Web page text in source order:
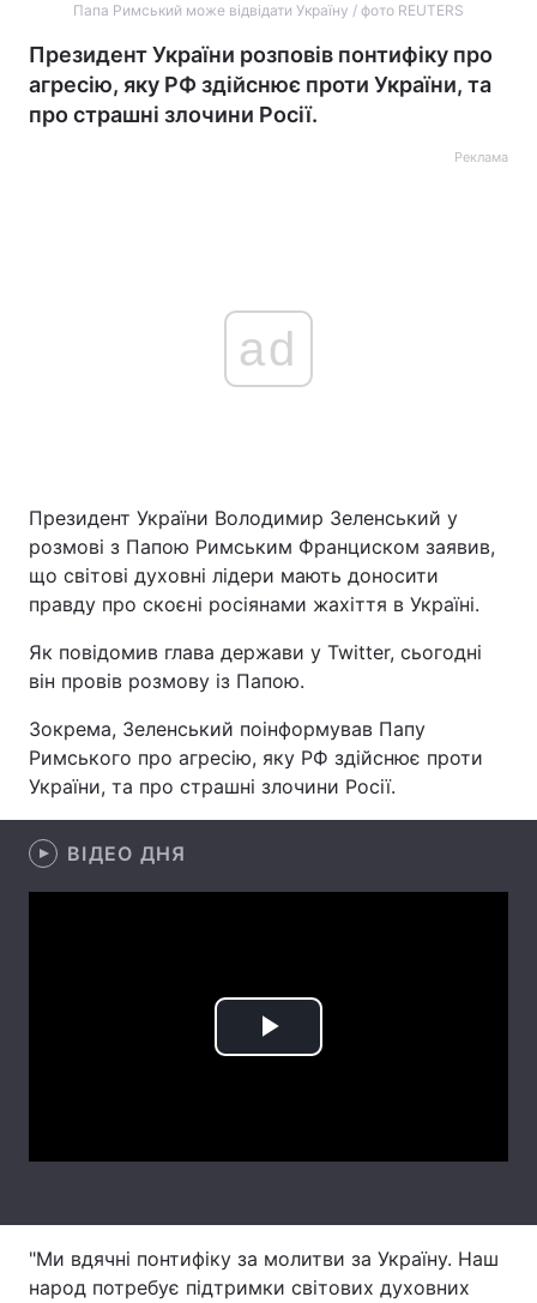
Головна Війна
Україна Політика
Економіка
Спорт Наука
Техно і зв'язок Лайт
Зброя Інциденти
Статті
Архів Вакансії
Послуги
Папа Римський може відвідати Україну / фото REUTERS
Президент України розповів понтифіку про
агресію, яку РФ здійснює проти України, та
про страшні злочини Росії.
Реклама
ad
Президент України Володимир Зеленський у
розмові з Папою Римським Франциском заявив,
що світові духовні лідери мають доносити
правду про скоєні росіянами жахіття в Україні.
Як повідомив глава держави у Twitter, сьогодні
він провів розмову із Папою.
Зокрема, Зеленський поінформував Папу
Римського про агресію, яку РФ здійснює проти
України, та про страшні злочини Росії.
ВІДЕО ДНЯ
Play
"Ми вдячні понтифіку за молитви за Україну. Наш
народ потребує підтримки світових духовних